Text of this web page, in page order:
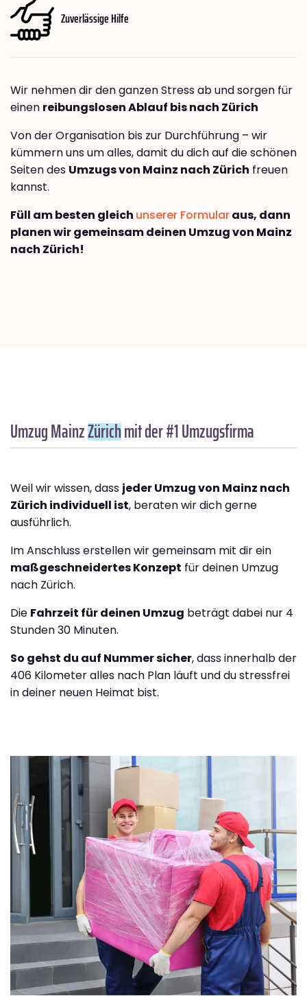
Zuverlässige Hilfe
Wir nehmen dir den ganzen Stress ab und sorgen für
einen reibungslosen Ablauf bis nach Zürich
Von der Organisation bis zur Durchführung – wir
kümmern uns um alles, damit du dich auf die schönen
Seiten des Umzugs von Mainz nach Zürich freuen
kannst.
Füll am besten gleich unserer Formularaus, dann
planen wir gemeinsam deinen Umzug von Mainz
nach Zürich!
Umzug MainzZürichmit der #1 Umzugsfirma
Weil wir wissen, dass jeder Umzug von Mainz nach
Zürich individuell ist, beraten wir dich gerne
ausführlich.
Im Anschluss erstellen wir gemeinsam mit dir ein
maßgeschneidertes Konzept für deinen Umzug
nach Zürich.
Die Fahrzeit für deinen Umzug beträgt dabei nur 4
Stunden 30 Minuten.
So gehst du auf Nummer sicher, dass innerhalb der
406 Kilometer alles nach Plan läuft und du stressfrei
in deiner neuen Heimat bist.